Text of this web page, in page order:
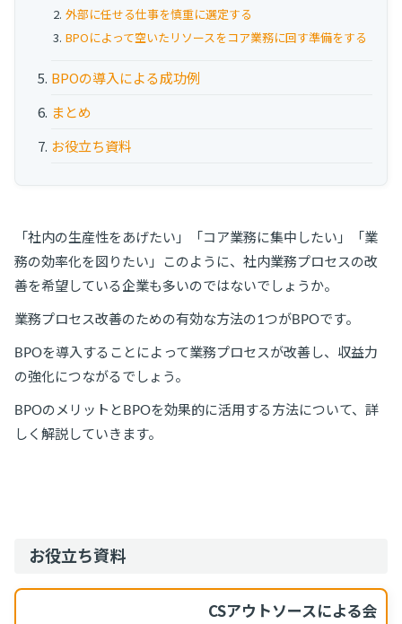
外部に任せる仕事を慎重に選定する
BPOによって空いたリソースをコア業務に回す準備をする
BPOの導入による成功例
まとめ
お役立ち資料
「社内の生産性をあげたい」「コア業務に集中したい」「業
務の効率化を図りたい」このように、社内業務プロセスの改
善を希望している企業も多いのではないでしょうか。
業務プロセス改善のための有効な方法の1つがBPOです。
BPOを導入することによって業務プロセスが改善し、収益力
の強化につながるでしょう。
BPOのメリットとBPOを効果的に活用する方法について、詳
しく解説していきます。
お役立ち資料
CSアウトソースによる会